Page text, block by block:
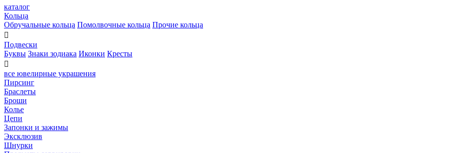
каталог
Кольца
Обручальные кольца Помолвочные кольца Прочие кольца

Подвески
Буквы Знаки зодиака Иконки Кресты

все ювелирные украшения
Пирсинг
Браслеты
Броши
Колье
Цепи
Запонки и зажимы
Эксклюзив
Шнурки